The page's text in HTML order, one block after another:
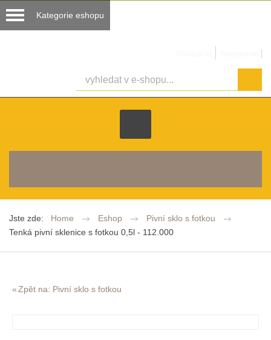
košík je prázdný
Jste zde:
Home Eshop
Pivní sklo s fotkou
Tenká pivní sklenice s fotkou 0,5l - 112.000
Zpět na: Pivní sklo s fotkou